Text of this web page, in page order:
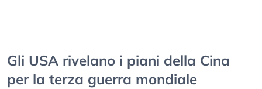
Gli USA rivelano i piani della Cina
per la terza guerra mondiale